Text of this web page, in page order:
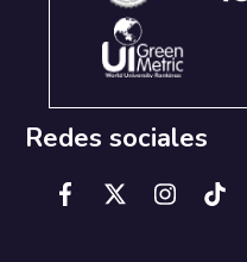
Redes sociales